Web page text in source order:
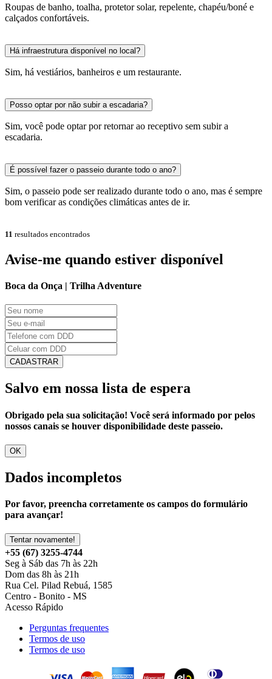
Roupas de banho, toalha, protetor solar, repelente, chapéu/boné e
calçados confortáveis.
Há infraestrutura disponível no local?
Sim, há vestiários, banheiros e um restaurante.
Posso optar por não subir a escadaria?
Sim, você pode optar por retornar ao receptivo sem subir a
escadaria.
É possível fazer o passeio durante todo o ano?
Sim, o passeio pode ser realizado durante todo o ano, mas é sempre
bom verificar as condições climáticas antes de ir.
11 resultados encontrados
Avise-me quando estiver disponível
Boca da Onça | Trilha Adventure
CADASTRAR
Salvo em nossa lista de espera
Obrigado pela sua solicitação! Você será informado por pelos
nossos canais se houver disponibilidade deste passeio.
OK
Dados incompletos
Por favor, preencha corretamente os campos do formulário
para avançar!
Tentar novamente!
+55 (67) 3255-4744
Seg à Sáb das 7h às 22h
Dom das 8h às 21h
Rua Cel. Pilad Rebuá, 1585
Centro - Bonito - MS
Acesso Rápido
Perguntas frequentes
Termos de uso
Termos de uso